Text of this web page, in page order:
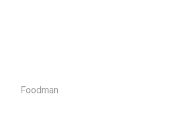
Foodman